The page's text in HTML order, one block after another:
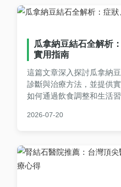
瓜拿納豆結石全解析
實用指南
這篇文章深入探討瓜拿納
診斷與治療方法，並提供
如何通過飲食調整和生活
防排行榜和常見問答，幫
2026-07-20